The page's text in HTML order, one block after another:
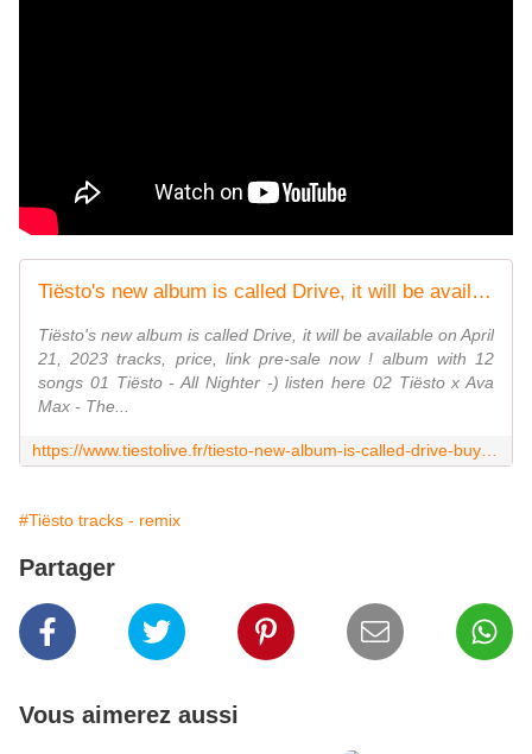
Tiësto's new album is called Drive, it will be available on April 21, 2023 - tracks, price, link pre-sale now ! - Tiestolive, website Tiesto
Tiësto's new album is called Drive, it will be available on April
21, 2023 tracks, price, link pre-sale now ! album with 12
songs 01 Tiësto - All Nighter -) listen here 02 Tiësto x Ava
Max - The...
#Tiësto tracks - remix
Partager
Vous aimerez aussi